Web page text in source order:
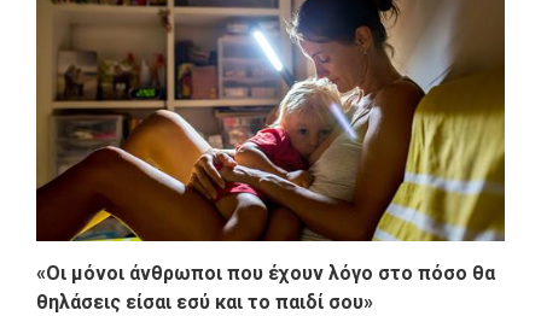
«Οι μόνοι άνθρωποι που έχουν λόγο στο πόσο θα
θηλάσεις είσαι εσύ και το παιδί σου»